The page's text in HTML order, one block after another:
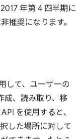
年第 4 四半期に
推奨になります。
して、ユーザーの
成、読み取り、移
を使用すると、
した場所に対して